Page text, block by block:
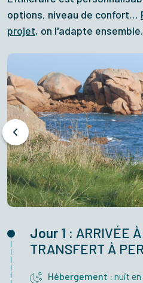
options, niveau de confort…
projet, on l'adapte ensemble.
Jour 1 : ARRIVÉE
TRANSFERT À
Hébergement : nuit